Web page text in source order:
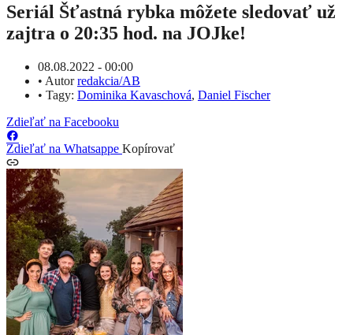
Seriál Šťastná rybka môžete sledovať už
zajtra o 20:35 hod. na JOJke!
08.08.2022 - 00:00
• Autorredakcia/AB
• Tagy: Dominika Kavaschová, Daniel Fischer
Zdieľať na Facebooku
Zdieľať na Whatsappe Kopírovať